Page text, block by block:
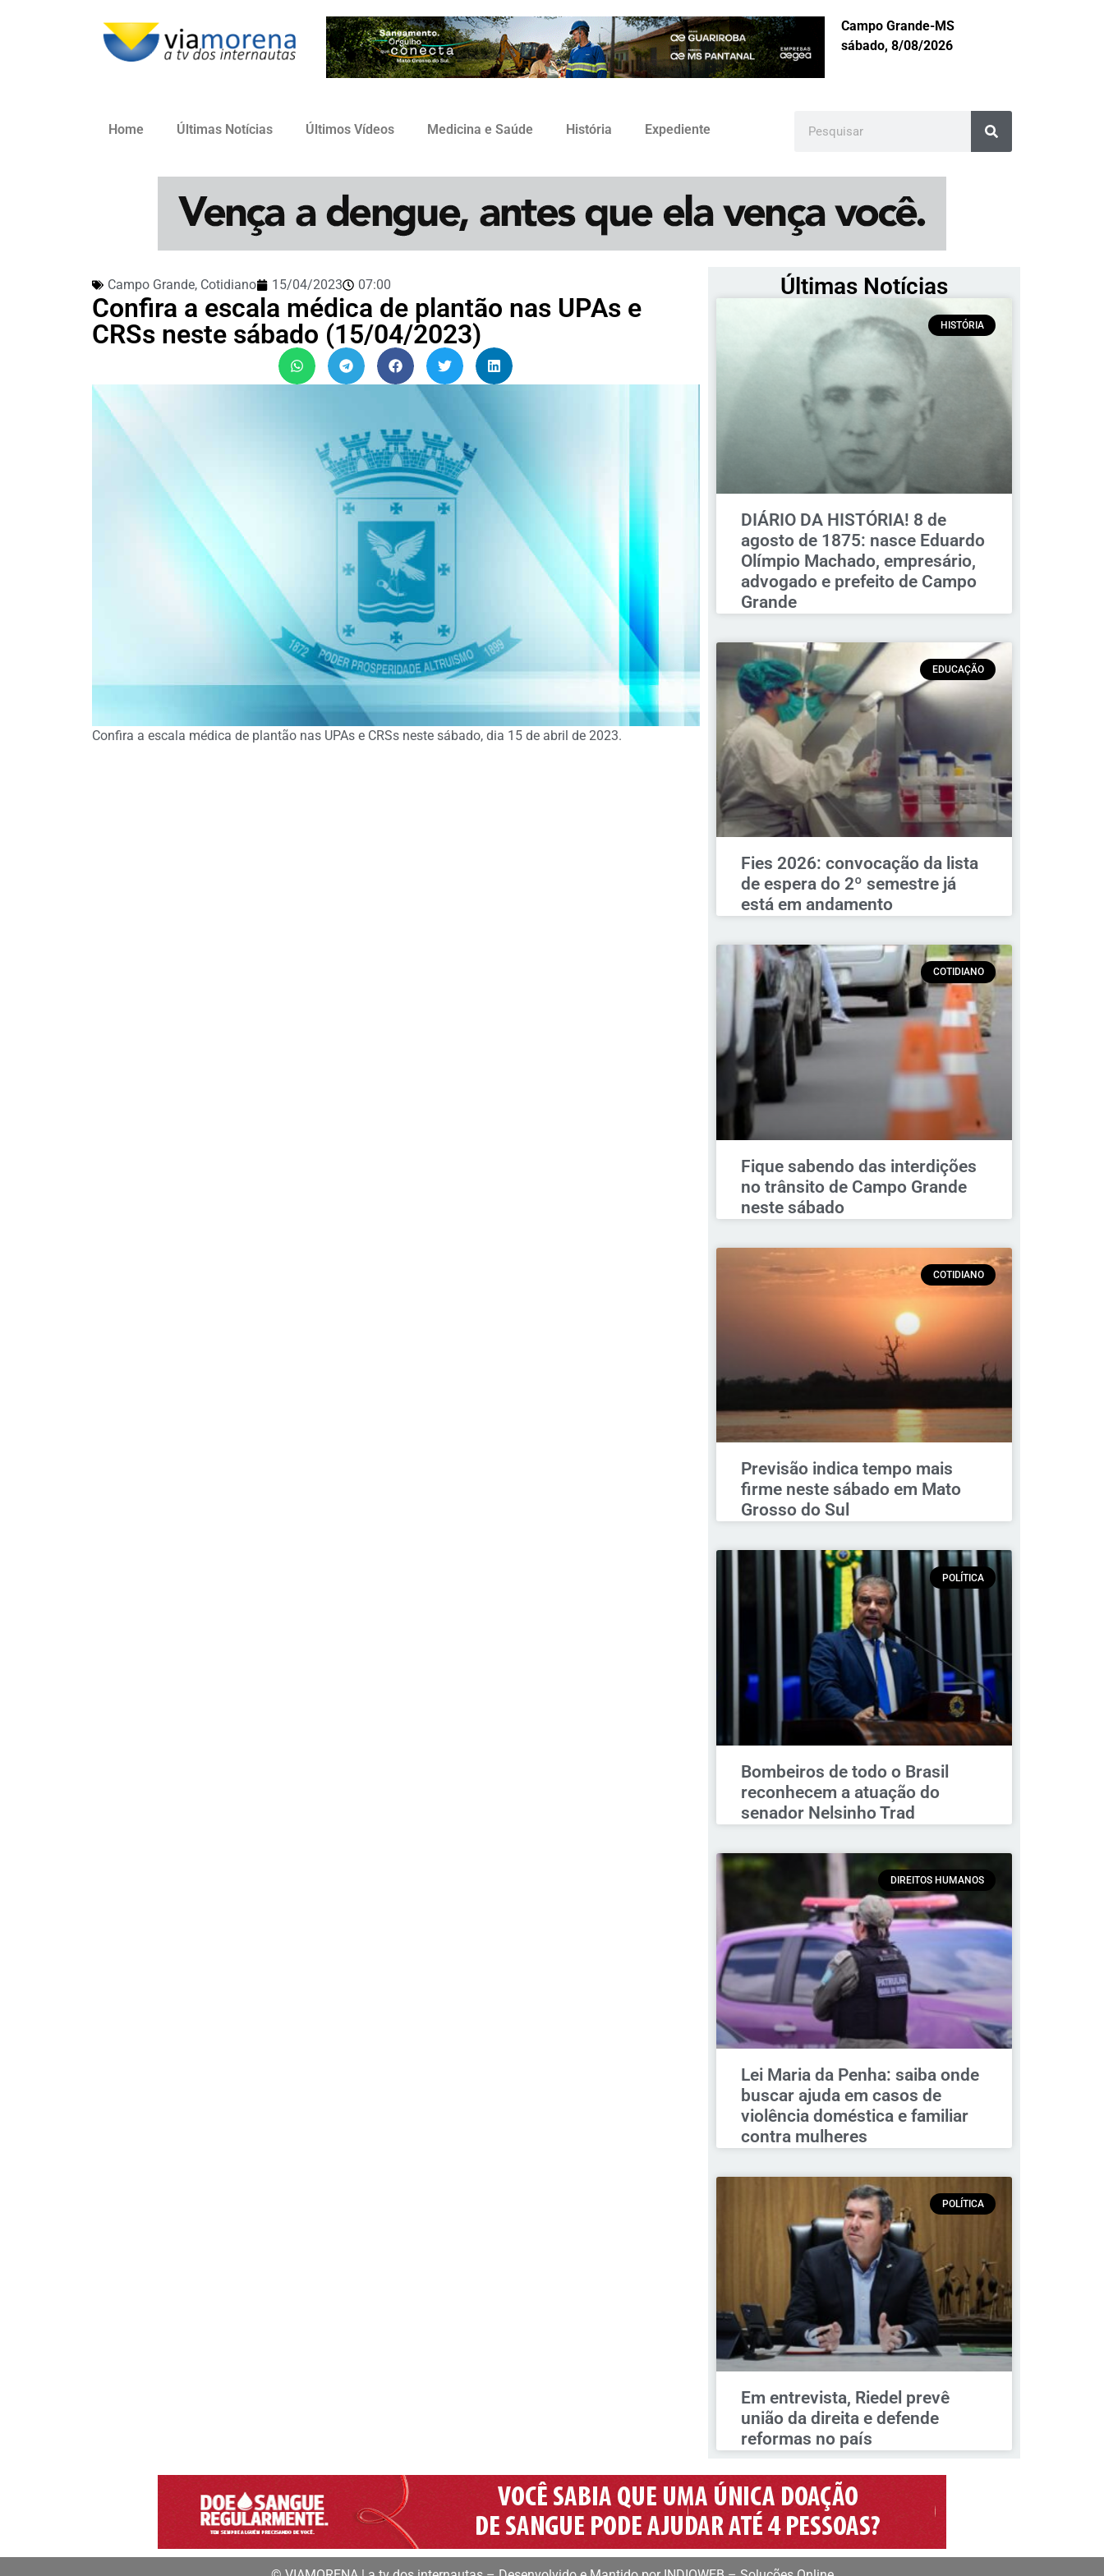
Campo Grande-MS
sábado, 8/08/2026
Home Últimas Notícias Últimos Vídeos Medicina e Saúde História Expediente
Campo Grande, Cotidiano 15/04/2023 07:00
Confira a escala médica de plantão nas UPAs e
CRSs neste sábado (15/04/2023)
Confira a escala médica de plantão nas UPAs e CRSs neste sábado, dia 15 de abril de 2023.
Últimas Notícias
HISTÓRIA
DIÁRIO DA HISTÓRIA! 8 de
agosto de 1875: nasce Eduardo
Olímpio Machado, empresário,
advogado e prefeito de Campo
Grande
EDUCAÇÃO
Fies 2026: convocação da lista
de espera do 2º semestre já
está em andamento
COTIDIANO
Fique sabendo das interdições
no trânsito de Campo Grande
neste sábado
COTIDIANO
Previsão indica tempo mais
firme neste sábado em Mato
Grosso do Sul
POLÍTICA
Bombeiros de todo o Brasil
reconhecem a atuação do
senador Nelsinho Trad
DIREITOS HUMANOS
Lei Maria da Penha: saiba onde
buscar ajuda em casos de
violência doméstica e familiar
contra mulheres
POLÍTICA
Em entrevista, Riedel prevê
união da direita e defende
reformas no país